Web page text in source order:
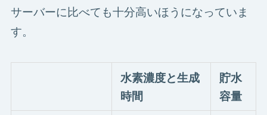
サーバーに比べても十分高いほうになっていま
す。
水素濃度と生成
時間
貯水
容量